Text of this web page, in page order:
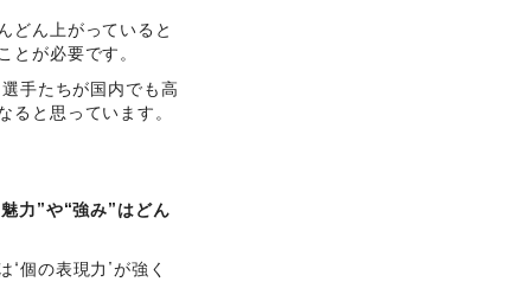
どん上がっていると
とが必要です。
手たちが国内でも高
ると思っています。
力”や“強み”はどん
個の表現力”が強く